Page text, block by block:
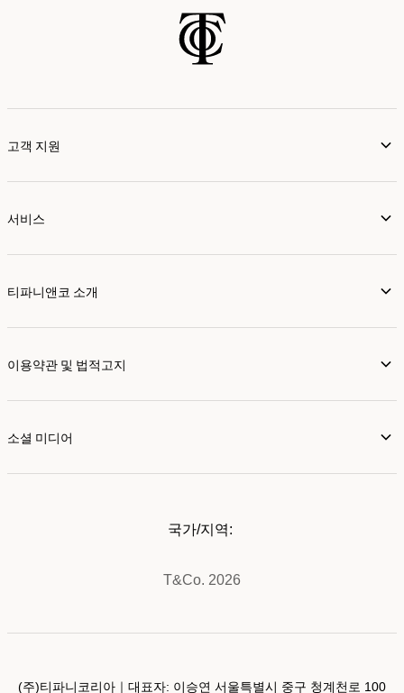
고객 지원
서비스
티파니앤코 소개
이용약관 및 법적고지
소셜 미디어
T&Co. 2026
국가/지역:
(주)티파니코리아｜대표자: 이승연 서울특별시 중구 청계천로 100